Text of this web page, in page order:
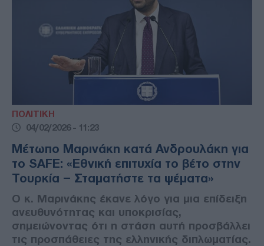
ΠΟΛΙΤΙΚΗ
04/02/2026 - 11:23
Μέτωπο Μαρινάκη κατά Ανδρουλάκη για
το SAFE: «Εθνική επιτυχία το βέτο στην
Τουρκία – Σταματήστε τα ψέματα»
Ο κ. Μαρινάκης έκανε λόγο για μια επίδειξη
ανευθυνότητας και υποκρισίας,
σημειώνοντας ότι η στάση αυτή προσβάλλει
τις προσπάθειες της ελληνικής διπλωματίας.